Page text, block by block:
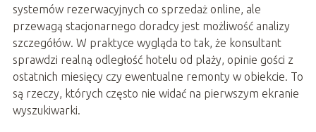
systemów rezerwacyjnych co sprzedaż online, ale
przewagą stacjonarnego doradcy jest możliwość analizy
szczegółów. W praktyce wygląda to tak, że konsultant
sprawdzi realną odległość hotelu od plaży, opinie gości z
ostatnich miesięcy czy ewentualne remonty w obiekcie. To
są rzeczy, których często nie widać na pierwszym ekranie
wyszukiwarki.